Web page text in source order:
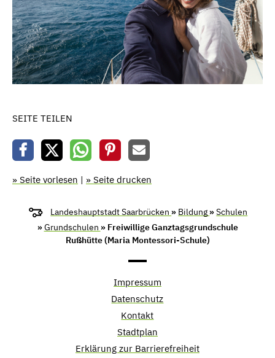
SEITE TEILEN
» Seite vorlesen | » Seite drucken
Landeshauptstadt Saarbrücken » Bildung »Schulen
»Grundschulen » Freiwillige Ganztagsgrundschule
Rußhütte (Maria Montessori-Schule)
Impressum
Datenschutz
Kontakt
Stadtplan
Erklärung zur Barrierefreiheit